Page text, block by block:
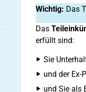
Wichtig: Das
Das
erfüllt sind:
Sie
und der Ex-
und Sie als